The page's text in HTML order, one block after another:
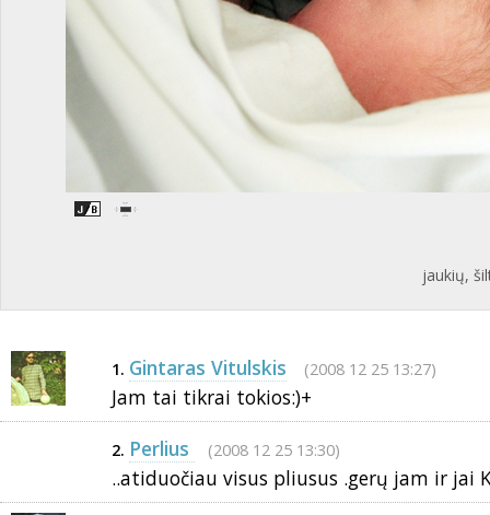
jaukių,
1. Gintaras Vitulskis (2008 12 25 13:27)
Jam tai tikrai tokios:)+
2. Perlius (2008 12 25 13:30)
..atiduočiau visus pliusus .gerų jam ir jai